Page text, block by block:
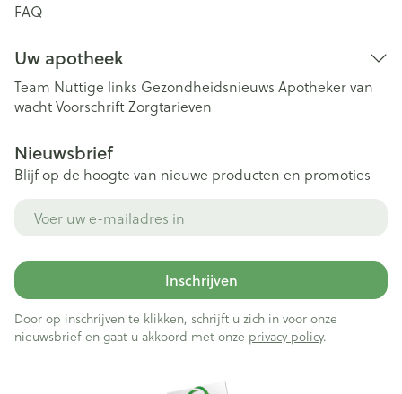
FAQ
Uw apotheek
Team Nuttige links Gezondheidsnieuws Apotheker van
wachtVoorschriftZorgtarieven
Nieuwsbrief
Blijf op de hoogte van nieuwe producten en promoties
Inschrijven
Door op inschrijven te klikken, schrijft u zich in voor onze
nieuwsbrief en gaat u akkoord met onze privacy policy.